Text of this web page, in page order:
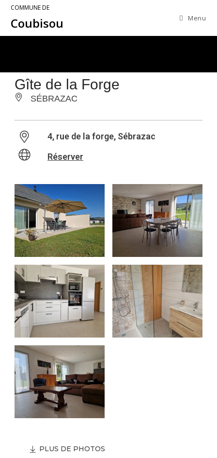
COMMUNE DE
Coubisou Menu
Gîte de la Forge
SÉBRAZAC
4, rue de la forge, Sébrazac
Réserver
PLUS DE PHOTOS